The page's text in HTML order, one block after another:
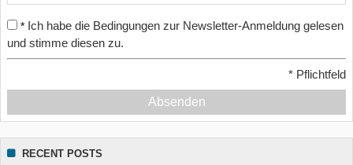
* Ich habe die Bedingungen zur Newsletter-Anmeldung gelesen
und stimme diesen zu.
* Pflichtfeld
Absenden
RECENT POSTS